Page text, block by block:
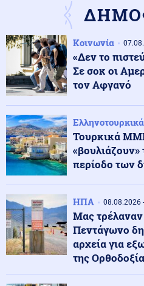
αποτελεί έγκλημα
της
Κόσμος 08.08.2026 -
Τους "την έσκασε"
κόσμου στη Μαδέρα
παντρευόταν άλλο
Κοινωνία
Συγκλονιστικό
μηχανή αστυνομικών
Ένοπλες Συρράξεις
Καταγγελία για
στρατευμάτων σε
Ισραήλ
Ελληνοτουρκικά
Ανάλυση: Η Ελληνική
συμφωνία Τουρκίας-
Κοινωνία
«Δεν το
Σε σοκ οι
τον Αφγανό
Ελληνοτουρκικά
Τουρκικά
«βουλιάζουν»
περίοδο των
ΗΠΑ 08.08.2026
Μας τρέλαναν
Πεντάγωνο
αρχεία για
της